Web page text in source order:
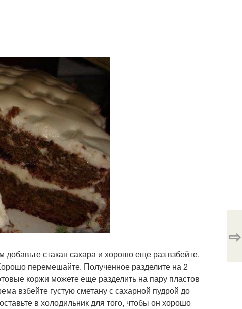
стакан сахара и хорошо еще раз взбейте.
перемешайте. Полученное разделите на 2
коржи можете еще разделить на пару пластов
взбейте густую сметану с сахарной пудрой до
в холодильник для того, чтобы он хорошо
⇨